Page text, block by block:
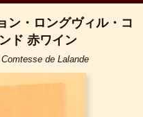
ン・ロングヴィル・コ
ド 赤ワイン
de Lalande